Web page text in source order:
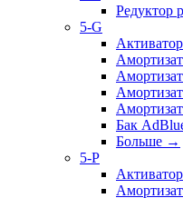
Редуктор
5-G
Бак
Больше →
5-P